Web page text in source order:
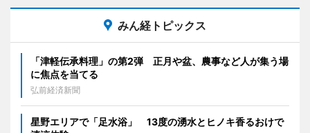
みん経トピックス
「津軽伝承料理」の第2弾 正月や盆、農事など人が集う場
に焦点を当てる
弘前経済新聞
星野エリアで「足水浴」 13度の湧水とヒノキ香るおけで